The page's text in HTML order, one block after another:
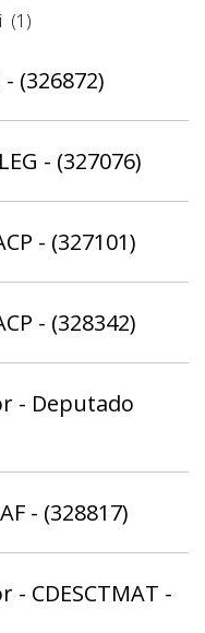
(1)
(326872)
- (327076)
- (327101)
- (328342)
- Deputado
- (328817)
- CDESCTMAT -